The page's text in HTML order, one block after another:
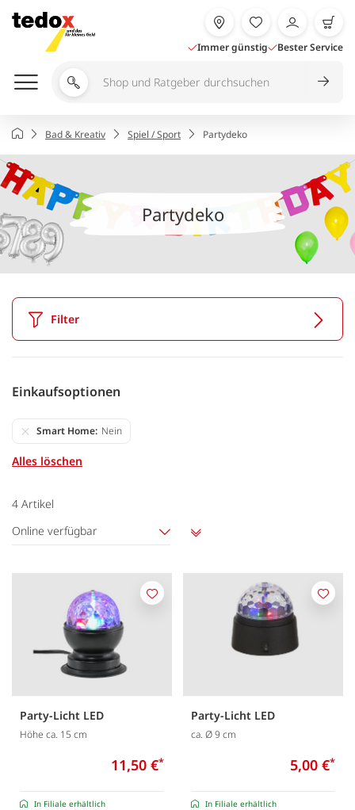
Inhalt
springen
Immer günstig Bester Service
Shop
durchsuchen
StartseiteBad & Kreativ Spiel / Sport Partydeko
Partydeko
Filter
Einkaufsoptionen
Smart Home Nein
Alles löschen
4 Artikel
Online verfügbar
Party-Licht LED
Höhe ca. 15 cm
11,50 €*
In Filiale erhältlich
Merken
Party-Licht LED
ca. Ø 9 cm
5,00 €*
In Filiale erhältlich